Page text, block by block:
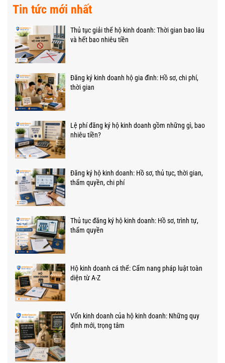
Tin tức mới nhất
Thủ tục giải thể hộ kinh doanh: Thời gian bao lâu
và hết bao nhiêu tiền
Đăng ký kinh doanh hộ gia đình: Hồ sơ, chi phí,
thời gian
Lệ phí đăng ký hộ kinh doanh gồm những gì, bao
nhiêu tiền?
Đăng ký hộ kinh doanh: Hồ sơ, thủ tục, thời gian,
thẩm quyền, chi phí
Thủ tục đăng ký hộ kinh doanh: Hồ sơ, trình tự,
thẩm quyền
Hộ kinh doanh cá thể: Cẩm nang pháp luật toàn
diện từ A-Z
Vốn kinh doanh của hộ kinh doanh: Những quy
định mới, trọng tâm